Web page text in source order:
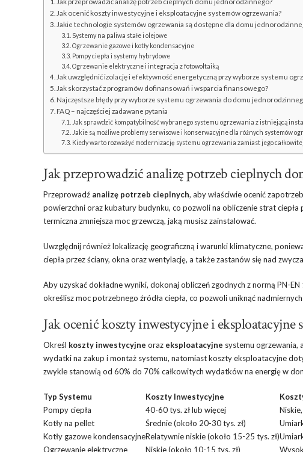
Jak ocenić koszty inwestycyjne i eksploatacyjne systemów ogrzewania?
Jakie technologie systemów ogrzewania są dostępne dla domu
Systemy na paliwa stałe i olejowe
Ogrzewanie gazowe i kotły kondensacyjne
Pompy ciepła i systemy hybrydowe
Ogrzewanie elektryczne i integracja z fotowoltaiką
Jak uwzględnić izolację i efektywność energetyczną przy wyborze systemu
Jak skorzystać z programów dofinansowań i wsparcia finansowego?
Najczęstsze błędy przy wyborze systemu ogrzewania do domu
FAQ – najczęściej zadawane pytania
Jak sprawdzić kompatybilność wybranego systemu ogrzewania z istniejącą
Jakie są możliwe problemy serwisowe i konserwacyjne dla różnych systemów
Kiedy warto rozważyć modernizację systemu ogrzewania zamiast jego
Jak przeprowadzić analizę potrzeb cieplnych
Przeprowadź analizę potrzeb cieplnych, aby właściwie ocenić
powierzchni oraz kubatury budynku, co pozwoli na obliczenie strat
termiczna zmniejsza moc grzewczą, jaką musisz zainstalować.
Uwzględnij również lokalizację geograficzną i warunki klimatyczne,
ciepła przez ściany, okna oraz wentylację, a także zastanów się nad
Aby uzyskać dokładne wyniki, dokonaj obliczeń zgodnych z normą PN-
określisz moc potrzebnego źródła ciepła, co pozwoli uniknąć
Jak ocenić koszty inwestycyjne i eksploatacyjne
Określ koszty inwestycyjne oraz eksploatacyjne systemu ogrzewania,
wydatki na zakup i montaż systemu, natomiast koszty eksploatacyjne
zwykle stanowią od 60% do 70% całkowitych wydatków na energię w
Typ Systemu Koszty Inwestycyjne
Pompy ciepła
40-60 tys. zł lub więcej
Kotły na pellet
Średnie (około 20-30 tys. zł)
Kotły gazowe kondensacyjneRelatywnie niskie (około 15-25 tys. zł)
Ogrzewanie elektryczne
Niskie (około 10-15 tys. zł)